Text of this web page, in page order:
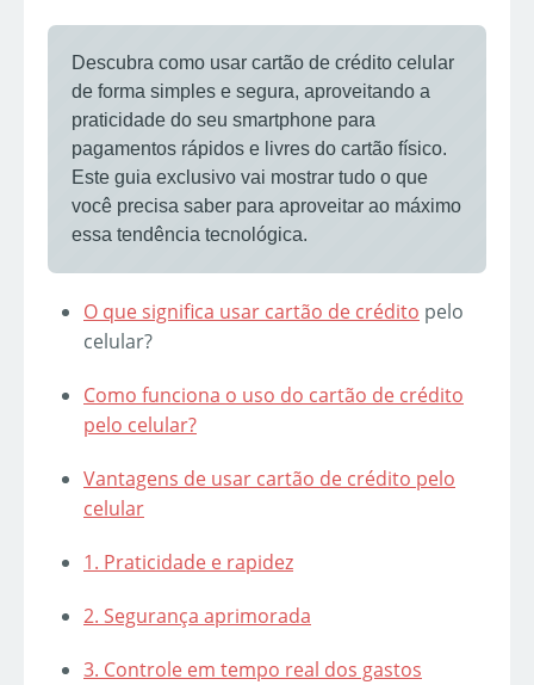
Descubra como usar cartão de crédito celular
de forma simples e segura, aproveitando a
praticidade do seu smartphone para
pagamentos rápidos e livres do cartão físico.
Este guia exclusivo vai mostrar tudo o que
você precisa saber para aproveitar ao máximo
essa tendência tecnológica.
O que significa usar cartão de crédito pelo
celular?
Como funciona o uso do cartão de crédito
pelo celular?
Vantagens de usar cartão de crédito pelo
celular
1. Praticidade e rapidez
2. Segurança aprimorada
3. Controle em tempo real dos gastos